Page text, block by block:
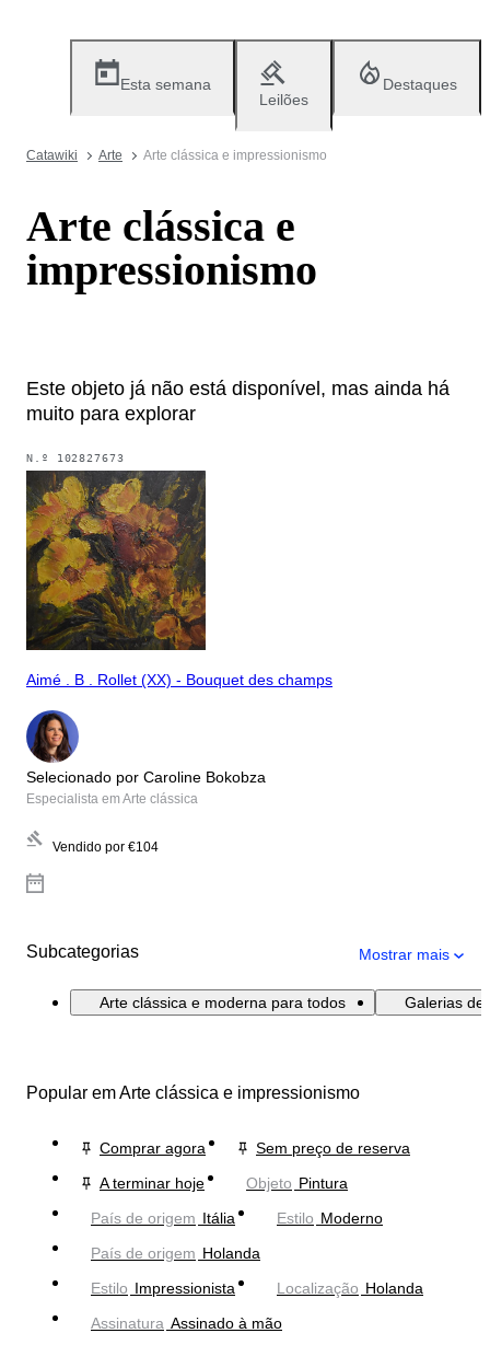
Esta semana
Leilões
Destaques
Catawiki Arte Arte clássica e impressionismo
Arte clássica e
impressionismo
Este objeto já não está disponível, mas ainda há
muito para explorar
N.º 102827673
Aimé . B . Rollet (XX) - Bouquet des champs
Selecionado por Caroline Bokobza
Especialista em Arte clássica
Vendido por €104
Subcategorias Mostrar mais
Arte clássica e moderna para todos Galerias de
Popular em Arte clássica e impressionismo
Comprar agora
Sem preço de reserva
A terminar hoje
Objeto Pintura
País de origem Itália Estilo Moderno
País de origem Holanda
Estilo Impressionista Localização Holanda
Assinatura Assinado à mão